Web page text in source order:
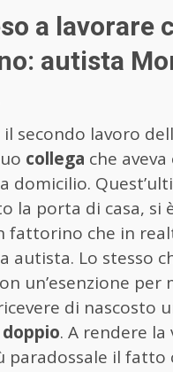
a lavorare
autista
secondo lavoro
collega che
domicilio.
la porta di casa, si
fattorino che in
autista. Lo stesso
un’esenzione per
di nascosto
. A rendere la
paradossale il fatto